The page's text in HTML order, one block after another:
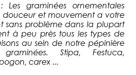
: Les graminées ornementales
et mouvement a votre
sans problème dans la plupart
à peu près tous les types de
au sein de notre pépinière
Stipa, Festuca,
carex ...